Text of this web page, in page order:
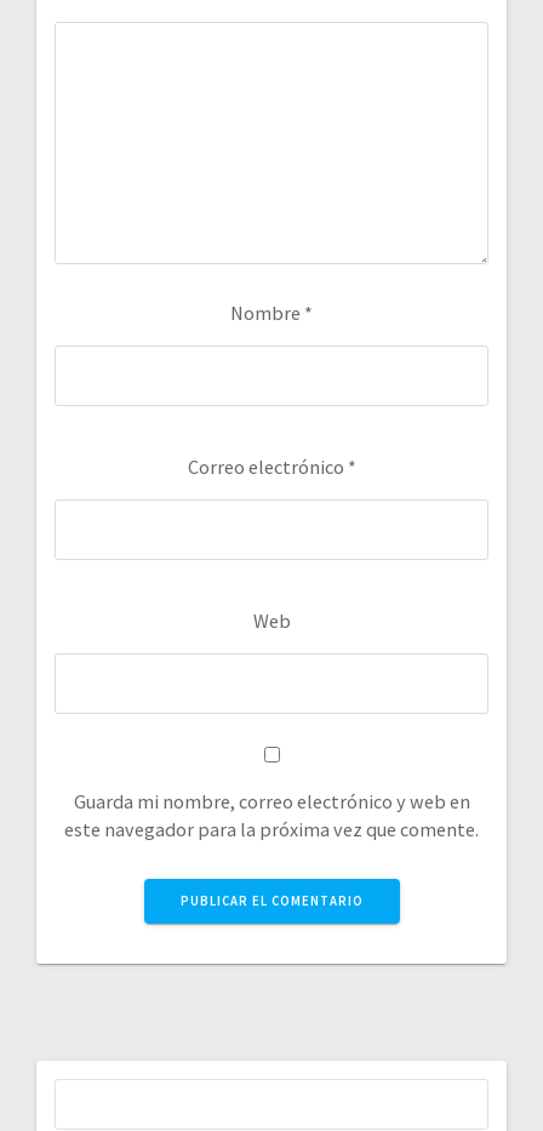
Nombre *
Correo electrónico *
Web
Guarda mi nombre, correo electrónico y web en
este navegador para la próxima vez que comente.